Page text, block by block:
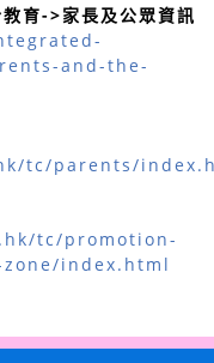
育->家長及公眾資訊
and-the-
tc/parents/
tc/promotion-
index.html